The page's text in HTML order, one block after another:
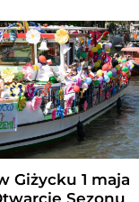
Giżycku 1 maja
Sezonu